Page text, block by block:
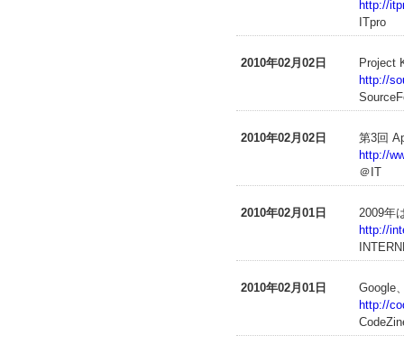
http://
ITpro
2010年02月02日
Project
http://
2010年02月02日
第3回
http://
＠IT
2010年02月01日
2009年
http://
2010年02月01日
Google
http://